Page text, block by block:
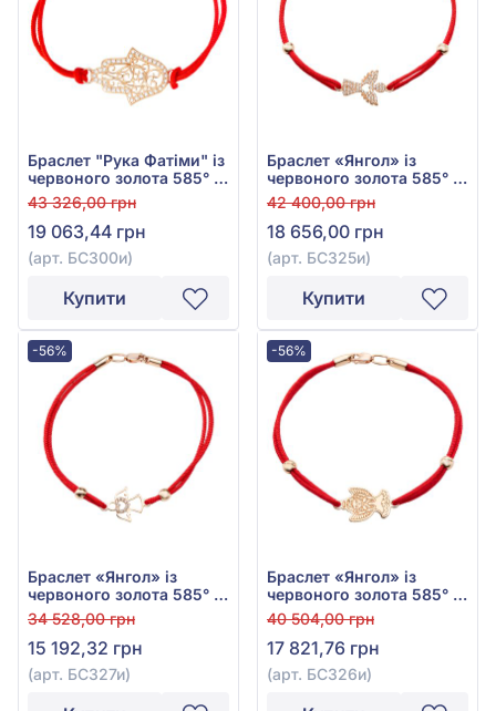
Браслет "Рука Фатіми" із
червоного золота 585° з
червоним фіанітом та
текстилем, арт. БС300и
43 326,00 грн
19 063,44 грн
(арт. БС300и)
Купити
Браслет «Янгол» із
червоного золота 585° з
фіанітом/куб.цирконієм
червоним та текстилем,
арт. БС325и
42 400,00 грн
18 656,00 грн
(арт. БС325и)
Купити
-56%
Браслет «Янгол» із
червоного золота 585° з
фіанітом/куб.цирконієм
червоним та текстилем,
арт. БС327и
34 528,00 грн
15 192,32 грн
(арт. БС327и)
-56%
Браслет «Янгол» із
червоного золота 585° з
Червоним Текстилем,
арт. БС326и
40 504,00 грн
17 821,76 грн
(арт. БС326и)